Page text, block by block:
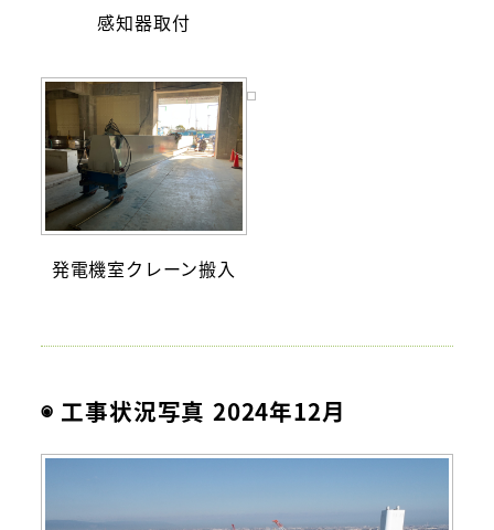
感知器取付
発電機室クレーン搬入
◉ 工事状況写真 2024年12月